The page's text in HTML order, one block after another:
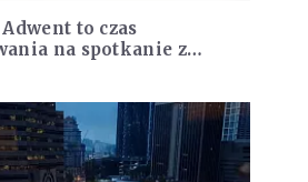
to czas
na spotkanie z